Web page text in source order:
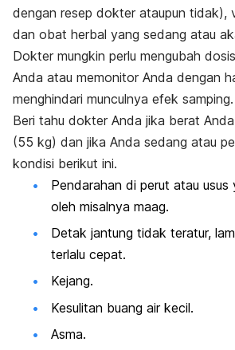
dengan resep dokter ataupun tidak),
dan obat herbal yang sedang atau
Dokter mungkin perlu mengubah
Anda atau memonitor Anda dengan
menghindari munculnya efek samping.
Beri tahu dokter Anda jika berat
(55 kg) dan jika Anda sedang atau
kondisi berikut ini.
Pendarahan di perut atau
oleh misalnya maag.
Detak jantung tidak teratur,
terlalu cepat.
Kejang.
Kesulitan buang air kecil.
Asma.